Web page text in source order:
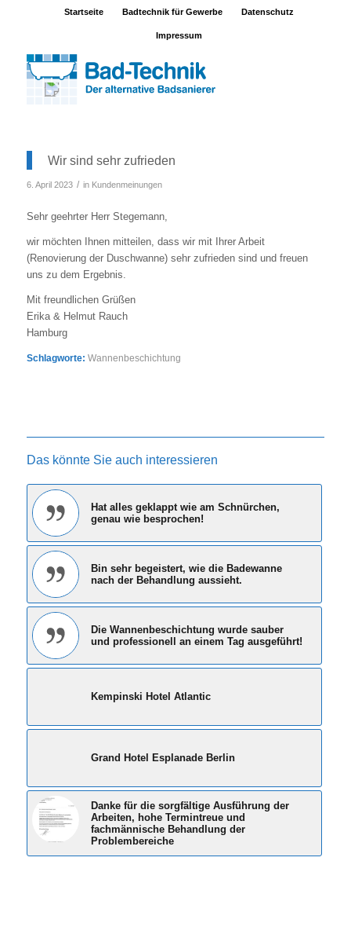
Startseite Badtechnik für Gewerbe Datenschutz
Impressum
Wir sind sehr zufrieden
6. April 2023 / in Kundenmeinungen
Sehr geehrter Herr Stegemann,
wir möchten Ihnen mitteilen, dass wir mit Ihrer Arbeit
(Renovierung der Duschwanne) sehr zufrieden sind und freuen
uns zu dem Ergebnis.
Mit freundlichen Grüßen
Erika & Helmut Rauch
Hamburg
Schlagworte: Wannenbeschichtung
Das könnte Sie auch interessieren
Hat alles geklappt wie am Schnürchen,
genau wie besprochen!
Bin sehr begeistert, wie die Badewanne
nach der Behandlung aussieht.
Die Wannenbeschichtung wurde sauber
und professionell an einem Tag ausgeführt!
Kempinski Hotel Atlantic
Grand Hotel Esplanade Berlin
Danke für die sorgfältige Ausführung der
Arbeiten, hohe Termintreue und
fachmännische Behandlung der
Problembereiche